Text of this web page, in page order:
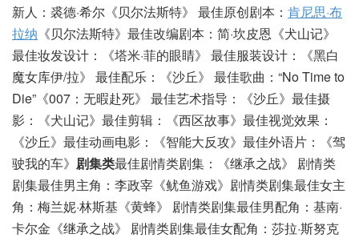
新人：裘德·希尔《贝尔法斯特》 最佳原创剧本： 肯尼思·布
拉纳 《贝尔法斯特》最佳改编剧本：简·坎皮恩《犬山记》
最佳妆发设计：《塔米·菲的眼睛》 最佳服装设计：《黑白
魔女库伊/拉》 最佳配乐：《沙丘》 最佳歌曲：“No Time to
Die”《007：无暇赴死》 最佳艺术指导：《沙丘》最佳摄
影：《犬山记》最佳剪辑：《西区故事》最佳视觉效果：
《沙丘》最佳动画电影：《智能大反攻》最佳外语片：《驾
驶我的车》 剧集类最佳剧情类剧集：《继承之战》 剧情类
剧集最佳男主角：李政宰《鱿鱼游戏》剧情类剧集最佳女主
角：梅兰妮·林斯基《黄蜂》 剧情类剧集最佳男配角：基南·
卡尔金《继承之战》 剧情类剧集最佳女配角：莎拉·斯努克